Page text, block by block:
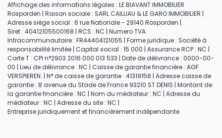
Affichage des informations légales : LE BIAVANT IMMOBILIER
Rosporden | Raison sociale : SARL CAILLIAU & LE GARO IMMOBILIER |
Adresse siège social : 6 rue Nationale - 29140 Rosporden |
Siret : 40412105500168 | RCS : NC | Numero TVA
Intracommunautaire : FR44404121055 | Forme juridique : Société à
responsabilité limitée | Capital social : 15 000 | Assurance RCP : NC |
Carte T : CPI n°2903 2016 000 013 533 | Date de délivrance : 0000-00-
00 | Lieu de délivrance : NC | Caisse de garantie financière : AGF
VERSPIEREN. | N° de caisse de garantie : 41319158 | Adresse caisse de
garantie : 8 avenue du Stade de France 93210 ST DENIS | Montant de
la garantie financière : NC | Nom du médiateur : NC | Adresse du
médiateur : NC | Adresse du site : NC |
Entreprise juridiquement et financièrement indépendante